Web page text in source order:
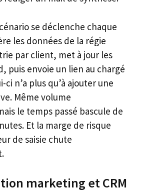
se déclenche chaque
les données de la régie
par client, met à jour les
puis envoie un lien au chargé
ci n’a plus qu’à ajouter une
Même volume
le temps passé bascule de
Et la marge de risque
de saisie chute
marketing et CRM